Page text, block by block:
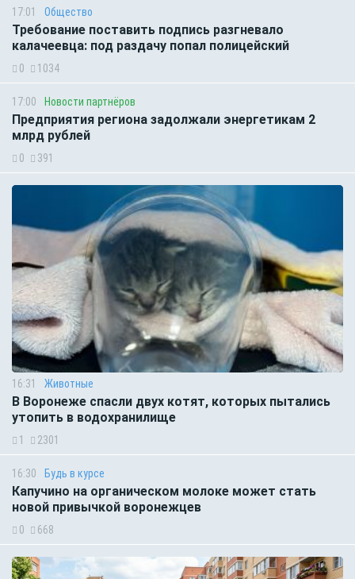
17:01 Общество
Требование поставить подпись разгневало
калачеевца: под раздачу попал полицейский
0 1034
17:00 Новости партнёров
Предприятия региона задолжали энергетикам 2
млрд рублей
0 391
16:31 Животные
В Воронеже спасли двух котят, которых пытались
утопить в водохранилище
1 2301
16:30 Будь в курсе
Капучино на органическом молоке может стать
новой привычкой воронежцев
0 668